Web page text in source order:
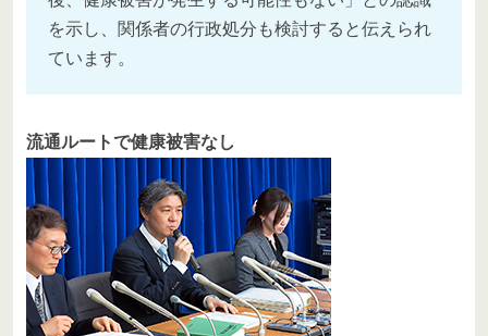
を示し、関係者の行政処分も検討すると伝えられ
ています。
流通ルートで健康被害なし